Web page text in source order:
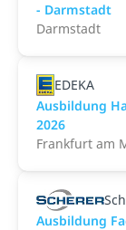
- Darmstadt
Darmstadt
EDEKA
Ausbildung
2026
Frankfurt am
Ausbildung